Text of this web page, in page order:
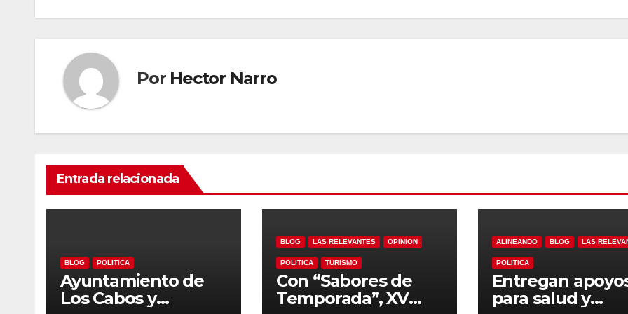
Por Hector Narro
Entrada relacionada
BLOG POLITICA
Ayuntamiento de
Los Cabos y
BLOG LAS RELEVANTES OPINION
POLITICA TURISMO
Con “Sabores de
Temporada”, XV
ALINEANDO BLOG LAS
POLITICA
Entregan
para salud y